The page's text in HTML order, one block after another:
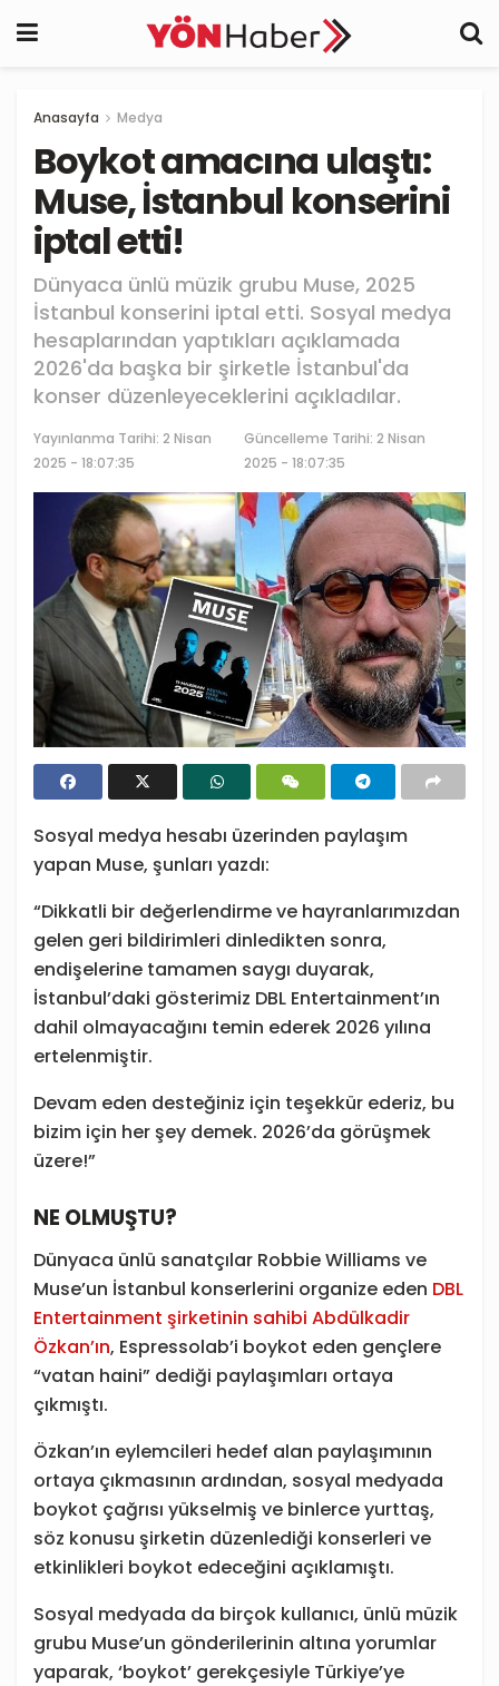
Anasayfa Medya
Boykot amacına ulaştı:
Muse, İstanbul konserini
iptal etti!
Dünyaca ünlü müzik grubu Muse, 2025
İstanbul konserini iptal etti. Sosyal medya
hesaplarından yaptıkları açıklamada
2026'da başka bir şirketle İstanbul'da
konser düzenleyeceklerini açıkladılar.
Yayınlanma Tarihi: 2 Nisan
2025 - 18:07:35
Güncelleme Tarihi: 2 Nisan
2025 - 18:07:35
Sosyal medya hesabı üzerinden paylaşım
yapan Muse, şunları yazdı:
“Dikkatli bir değerlendirme ve hayranlarımızdan
gelen geri bildirimleri dinledikten sonra,
endişelerine tamamen saygı duyarak,
İstanbul’daki gösterimiz DBL Entertainment’ın
dahil olmayacağını temin ederek 2026 yılına
ertelenmiştir.
Devam eden desteğiniz için teşekkür ederiz, bu
bizim için her şey demek. 2026’da görüşmek
üzere!”
NE OLMUŞTU?
Dünyaca ünlü sanatçılar Robbie Williams ve
Muse’un İstanbul konserlerini organize eden DBL
Entertainment şirketinin sahibi Abdülkadir
Özkan’ın, Espressolab’i boykot eden gençlere
“vatan haini” dediği paylaşımları ortaya
çıkmıştı.
Özkan’ın eylemcileri hedef alan paylaşımının
ortaya çıkmasının ardından, sosyal medyada
boykot çağrısı yükselmiş ve binlerce yurttaş,
söz konusu şirketin düzenlediği konserleri ve
etkinlikleri boykot edeceğini açıklamıştı.
Sosyal medyada da birçok kullanıcı, ünlü müzik
grubu Muse’un gönderilerinin altına yorumlar
yaparak, ‘boykot’ gerekçesiyle Türkiye’ye